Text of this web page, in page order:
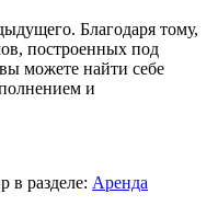
Благодаря тому,
построенных под
можете найти себе
и
в разделе: Аренда